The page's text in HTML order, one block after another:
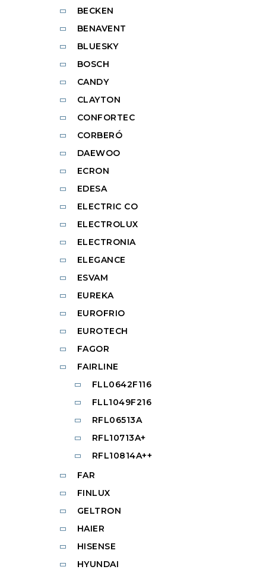
BECKEN
BENAVENT
BLUESKY
BOSCH
CANDY
CLAYTON
CONFORTEC
CORBERÓ
DAEWOO
ECRON
EDESA
ELECTRIC CO
ELECTROLUX
ELECTRONIA
ELEGANCE
ESVAM
EUREKA
EUROFRIO
EUROTECH
FAGOR
FAIRLINE
FLL0642F116
FLL1049F216
RFL06513A
RFL10713A+
RFL10814A++
FAR
FINLUX
GELTRON
HAIER
HISENSE
HYUNDAI